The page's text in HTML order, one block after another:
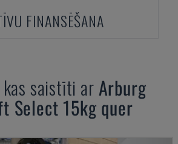
FINANSĒŠANA
saistīti arArburg
Select 15kg quer